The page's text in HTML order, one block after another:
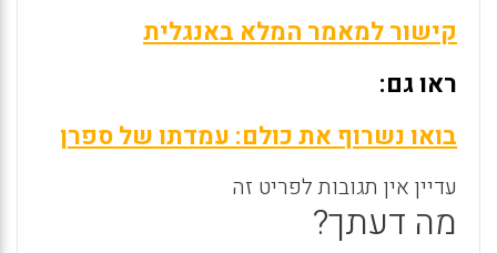
קישור למאמר המלא באנגלית
ראו גם:
בואו נשרוף את כולם: עמדתו של ספרן
עדיין אין תגובות לפריט זה
מה דעתך?